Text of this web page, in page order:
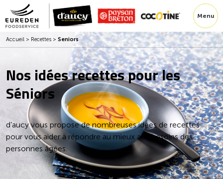
Menu
Accueil > Recettes > Seniors
Nos idées recettes pour les
Séniors
d’aucy vous propose de nombreuses idées de recettes
pour vous aider à répondre au mieux aux besoins des
personnes âgées.